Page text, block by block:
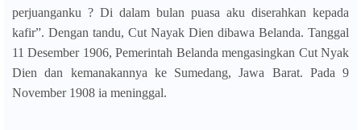
perjuanganku ? Di dalam bulan puasa aku diserahkan kepada
kafir”. Dengan tandu, Cut Nayak Dien dibawa Belanda. Tanggal
11 Desember 1906, Pemerintah Belanda mengasingkan Cut Nyak
Dien dan kemanakannya ke Sumedang, Jawa Barat. Pada 9
November 1908 ia meninggal.